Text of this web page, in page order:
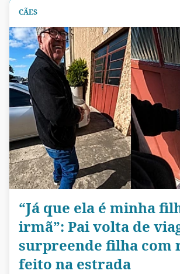
CÃES
“Já que ela é minha
irmã”: Pai volta de
surpreende filha com
feito na estrada